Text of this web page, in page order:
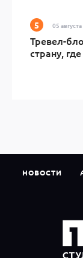
05
Тревел-
страну,
НОВОСТИ